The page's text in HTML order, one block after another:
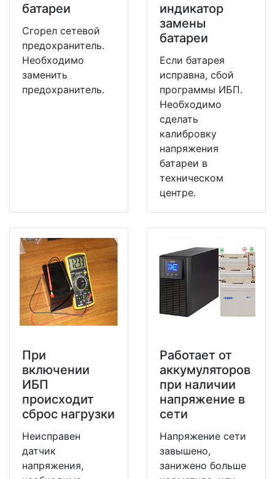
батареи
Сгорел сетевой
предохранитель.
Необходимо
заменить
предохранитель.
индикатор
замены
батареи
Если батарея
исправна, сбой
программы ИБП.
Необходимо
сделать
калибровку
напряжения
батареи в
техническом
центре.
При
включении
ИБП
происходит
сброс нагрузки
Неисправен
датчик
напряжения,
Работает от
аккумуляторов
при наличии
напряжение в
сети
Напряжение сети
завышено,
занижено больше